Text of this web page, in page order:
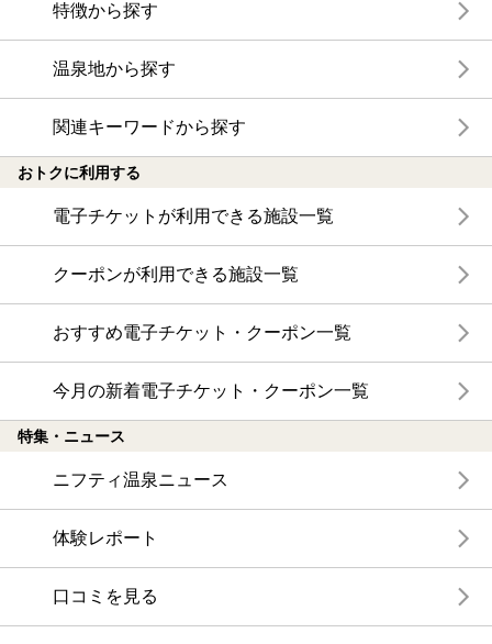
特徴から探す
温泉地から探す
関連キーワードから探す
おトクに利用する
電子チケットが利用できる施設一覧
クーポンが利用できる施設一覧
おすすめ電子チケット・クーポン一覧
今月の新着電子チケット・クーポン一覧
特集・ニュース
ニフティ温泉ニュース
体験レポート
口コミを見る